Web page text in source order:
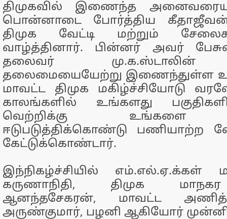
திமுகவில் இணைந்த
பொன்னாடை போர்த்திய
திமுக வேட்டி மற்றும்
வாழ்த்தினார். பின்னர் அவர்
தலைவர் மு.க.ஸ்டாலின்
தலைமையையேற்று இணைந்துள்ள
மாவட்ட திமுக மகிழ்ச்சியோடு
காலங்களில் உங்களது
வெற்றிக்கு உங்களை
ஈடுபடுத்திக்கொண்டு பணியாற்ற
கேட்டுக்கொண்டார்.
இந்நிகழ்ச்சியில் எம்.எல்.ஏ.க்கள்
கருணாநிதி, திமுக
ஆனந்தசேகரன், மாவட்ட
அருண்குமார், பழனி ஆகியோர்